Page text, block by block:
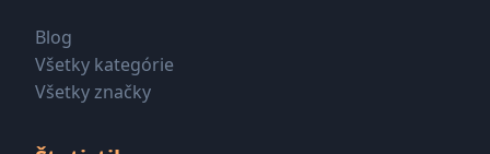
Blog
Všetky kategórie
Všetky značky